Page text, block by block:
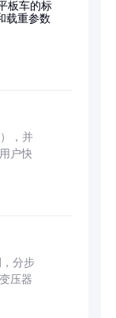
，并
户快
分步
压器